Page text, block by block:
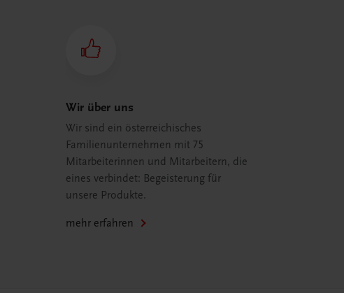
Wir über uns
Wir sind ein österreichisches
Familienunternehmen mit 75
Mitarbeiterinnen und Mitarbeitern, die
eines verbindet: Begeisterung für
unsere Produkte.
mehr erfahren